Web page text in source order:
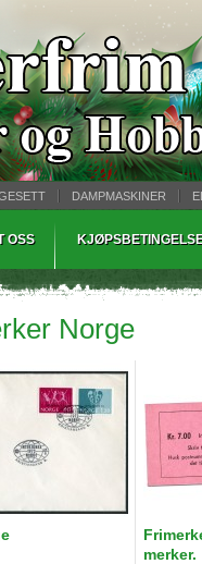
DAMPMASKINER
OSS
Norge
merker.